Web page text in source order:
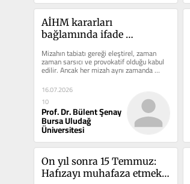
AİHM kararları
bağlamında ifade
mizah
Mizahın tabiatı gereği eleştirel, zaman
zaman sarsıcı ve provokatif olduğu kabul
edilir. Ancak her mizah aynı zamanda
16.07.2026
10
Prof. Dr. Bülent Şenay
Bursa Uludağ
Üniversitesi
On yıl sonra 15 Temmuz:
Hafızayı muhafaza etmek,